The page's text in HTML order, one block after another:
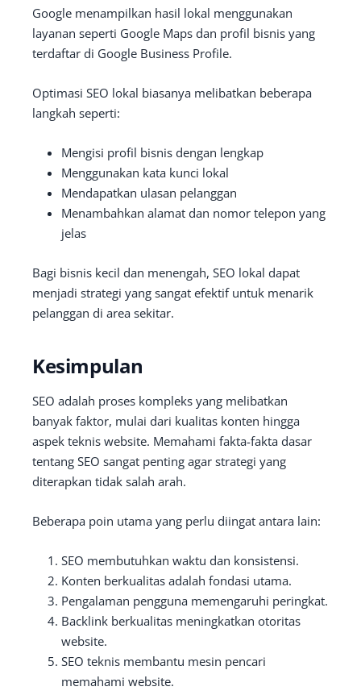
Google menampilkan hasil lokal menggunakan
layanan seperti Google Maps dan profil bisnis yang
terdaftar di Google Business Profile.
Optimasi SEO lokal biasanya melibatkan beberapa
langkah seperti:
Mengisi profil bisnis dengan lengkap
Menggunakan kata kunci lokal
Mendapatkan ulasan pelanggan
Menambahkan alamat dan nomor telepon yang
jelas
Bagi bisnis kecil dan menengah, SEO lokal dapat
menjadi strategi yang sangat efektif untuk menarik
pelanggan di area sekitar.
Kesimpulan
SEO adalah proses kompleks yang melibatkan
banyak faktor, mulai dari kualitas konten hingga
aspek teknis website. Memahami fakta-fakta dasar
tentang SEO sangat penting agar strategi yang
diterapkan tidak salah arah.
Beberapa poin utama yang perlu diingat antara lain:
SEO membutuhkan waktu dan konsistensi.
Konten berkualitas adalah fondasi utama.
Pengalaman pengguna memengaruhi peringkat.
Backlink berkualitas meningkatkan otoritas
website.
SEO teknis membantu mesin pencari
memahami website.